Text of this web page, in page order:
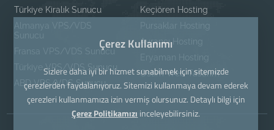
Türkiye Kiralık Sunucu
Almanya VPS/VDS
Sunucu
Fransa VPS/VDS Sunucu
Türkiye VPS/VDS Sunucu
ABD VPS/VDS Sunucu
Keçiören Hosting
Pursaklar Hosting
Ayrancı Hosting
Eryaman Hosting
Ostim Web Tasarım
Çerez Kullanımı
Sizlere daha iyi bir hizmet sunabilmek için sitemizde
çerezlerden faydalanıyoruz. Sitemizi kullanmaya devam ederek
çerezleri kullanmamıza izin vermiş olursunuz. Detaylı bilgi için
Çerez Politikamızı inceleyebilirsiniz.